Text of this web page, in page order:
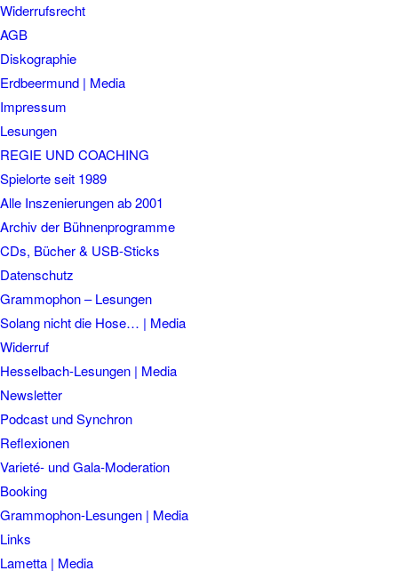
Widerrufsrecht
AGB
Diskographie
Erdbeermund | Media
Impressum
Lesungen
REGIE UND COACHING
Spielorte seit 1989
Alle Inszenierungen ab 2001
Archiv der Bühnenprogramme
CDs, Bücher & USB-Sticks
Datenschutz
Grammophon – Lesungen
Solang nicht die Hose… | Media
Widerruf
Hesselbach-Lesungen | Media
Newsletter
Podcast und Synchron
Reflexionen
Varieté- und Gala-Moderation
Booking
Grammophon-Lesungen | Media
Links
Lametta | Media